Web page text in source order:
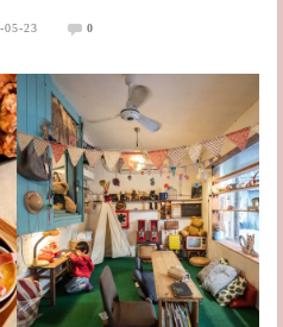
05-23 0